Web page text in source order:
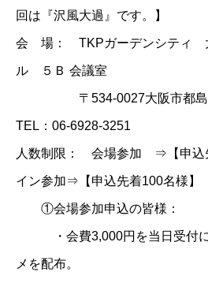
回は『沢風大過』です。】
会 場： TKPガーデンシティ
ル ５Ｂ 会議室
〒534-0027大阪市都島
TEL：06-6928-3251
人数制限： 会場参加 ⇒【申込
イン参加⇒【申込先着100名様】
①会場参加申込の皆様：
・会費3,000円を当日受付に
メを配布。